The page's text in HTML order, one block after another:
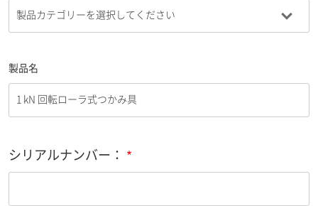
製品名
シリアルナンバー：